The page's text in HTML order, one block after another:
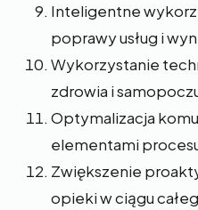
Inteligentne
poprawy usług i
Wykorzystanie
zdrowia i
Optymalizacja
elementami
Zwiększenie
opieki w ciągu